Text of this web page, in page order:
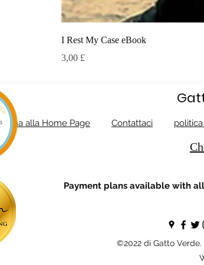
I Rest My Case eBook
Prezzo
3,00 £
Torna alla Home Page Contattaci
Payment plans available with
©2022 di Gatto